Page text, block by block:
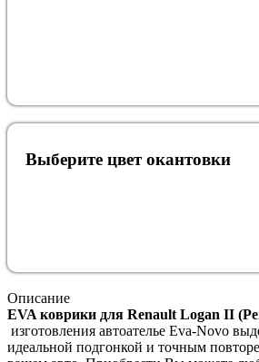
Выберите цвет окантовки
Описание
EVA коврики для Renault Logan II
изготовления автоателье Eva-Novo
идеальной подгонкой и точным